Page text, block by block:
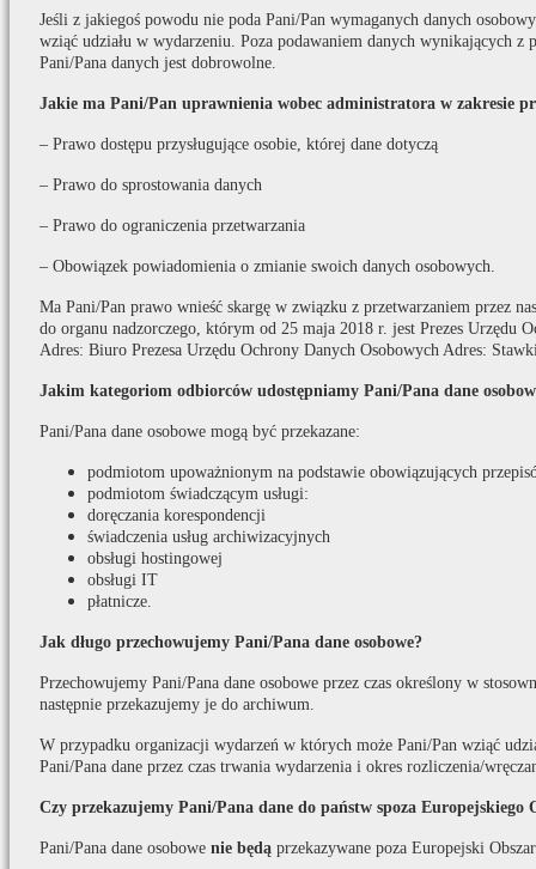
Jeśli z jakiegoś powodu nie poda Pani/Pan wymaganych danych
wziąć udziału w wydarzeniu. Poza podawaniem danych wynikających z
Pani/Pana danych jest dobrowolne.
Jakie ma Pani/Pan uprawnienia wobec administratora w zakresie
– Prawo dostępu przysługujące osobie, której dane dotyczą
– Prawo do sprostowania danych
– Prawo do ograniczenia przetwarzania
– Obowiązek powiadomienia o zmianie swoich danych osobowych.
Ma Pani/Pan prawo wnieść skargę w związku z przetwarzaniem przez
do organu nadzorczego, którym od 25 maja 2018 r. jest Prezes Urzędu
Adres: Biuro Prezesa Urzędu Ochrony Danych Osobowych Adres:
Jakim kategoriom odbiorców udostępniamy Pani/Pana dane
Pani/Pana dane osobowe mogą być przekazane:
podmiotom upoważnionym na podstawie obowiązujących
podmiotom świadczącym usługi:
doręczania korespondencji
świadczenia usług archiwizacyjnych
obsługi hostingowej
obsługi IT
płatnicze.
Jak długo przechowujemy Pani/Pana dane osobowe?
Przechowujemy Pani/Pana dane osobowe przez czas określony w
następnie przekazujemy je do archiwum.
W przypadku organizacji wydarzeń w których może Pani/Pan wziąć
Pani/Pana dane przez czas trwania wydarzenia i okres rozliczenia/
Czy przekazujemy Pani/Pana dane do państw spoza Europejskiego
Pani/Pana dane osobowe nie będą przekazywane poza Europejski